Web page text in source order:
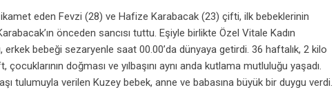
eden Fevzi (28) ve Hafize Karabacak (23) çifti, ilk bebeklerinin
önceden sancısı tuttu. Eşiyle birlikte Özel Vitale Kadın
erkek bebeği sezaryenle saat 00.00’da dünyaya getirdi. 36 haftalık, 2 kilo
doğması ve yılbaşını aynı anda kutlama mutluluğu yaşadı.
tulumuyla verilen Kuzey bebek, anne ve babasına büyük bir duygu verdi.